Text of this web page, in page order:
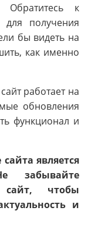
Обратитесь к
для получения
бы видеть на
как именно
работает на
обновления
функционал и
является
забывайте
сайт, чтобы
и